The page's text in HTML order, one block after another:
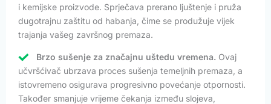
i kemijske proizvode. Sprječava prerano ljuštenje i pruža
dugotrajnu zaštitu od habanja, čime se produžuje vijek
trajanja vašeg završnog premaza.
Brzo sušenje za značajnu uštedu vremena. Ovaj
učvršćivač ubrzava proces sušenja temeljnih premaza, a
istovremeno osigurava progresivno povećanje otpornosti.
Također smanjuje vrijeme čekanja između slojeva,